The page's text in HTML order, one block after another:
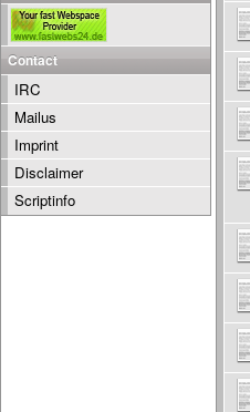
Contact
IRC
Mailus
Imprint
Disclaimer
Scriptinfo